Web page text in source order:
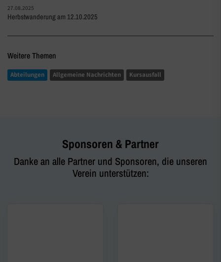
27.08.2025
Herbstwanderung am 12.10.2025
Weitere Themen
Abteilungen Allgemeine Nachrichten Kursausfall
Sponsoren & Partner
Danke an alle Partner und Sponsoren, die unseren
Verein unterstützen: